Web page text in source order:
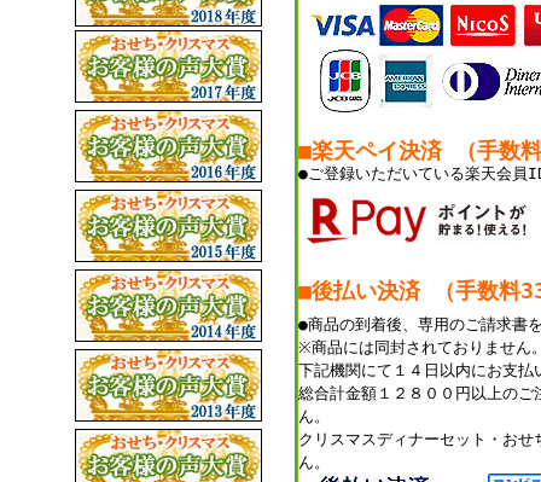
■楽天ペイ決済 （手数
●ご登録いただいている楽天会員
■後払い決済 （手数料
●商品の到着後、専用のご請求書
※商品には同封されておりません
下記機関にて１４日以内にお支払
総合計金額１２８００円以上のご
ん。
クリスマスディナーセット・おせ
ん。